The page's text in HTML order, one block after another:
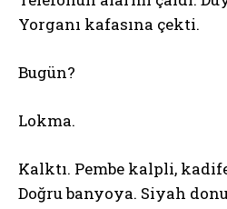
Yorganı kafasına çekti.
Bugün?
Lokma.
Kalktı. Pembe kalpli,
Doğru banyoya. Siyah